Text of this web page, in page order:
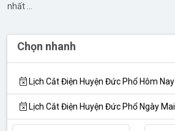
nhất ...
Chọn nhanh
Lịch Cắt Điện Huyện Đức Phổ Hôm Nay
Lịch Cắt Điện Huyện Đức Phổ Ngày Mai